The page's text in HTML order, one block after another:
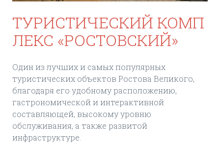
ТУРИСТИЧЕСКИЙ КОМП
ЛЕКС «РОСТОВСКИЙ»
Один из лучших и самых популярных
туристических объектов Ростова Великого,
благодаря его удобному расположению,
гастрономической и интерактивной
составляющей, высокому уровню
обслуживания, а также развитой
инфраструктуре.